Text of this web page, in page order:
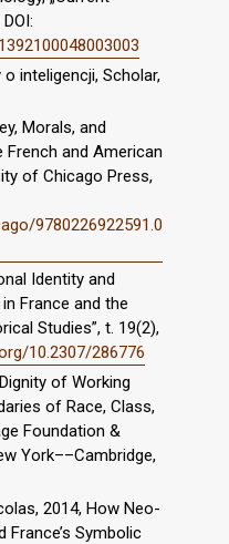
inteligencji, Scholar,
Morals, and
and American
of Chicago Press,
9780226922591.0
Identity and
France and the
Studies”, t. 19(2),
10.2307/286776
of Working
of Race, Class,
Foundation &
York––Cambridge,
2014, How Neo-
Symbolic